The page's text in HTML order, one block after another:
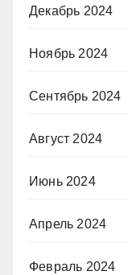
Декабрь 2024
Ноябрь 2024
Сентябрь 2024
Август 2024
Июнь 2024
Апрель 2024
Февраль 2024